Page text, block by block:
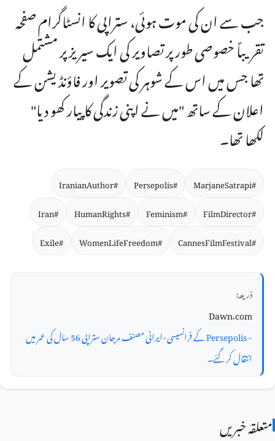
جب سے ان کی موت ہوئی، ستراپی کا انسٹاگرام صفحہ
تقریباً خصوصی طور پر تصاویر کی ایک سیریز پر مشتمل
تھا جس میں اس کے شوہر کی تصویر اور فاؤنڈیشن کے
اعلان کے ساتھ "میں نے اپنی زندگی کا پیار کھو دیا"
لکھا تھا۔
#MarjaneSatrapi
#Persepolis
#IranianAuthor
#FilmDirector
#Feminism
#HumanRights
#Iran
#CannesFilmFestival
#WomenLifeFreedom
#Exile
ذریعہ:
Dawn.com
- Persepolis کے فرانسیسی-ایرانی مصنف مرجان ستراپی 56 سال کی عمر میں
انتقال کر گئے۔
متعلقہ خبریں